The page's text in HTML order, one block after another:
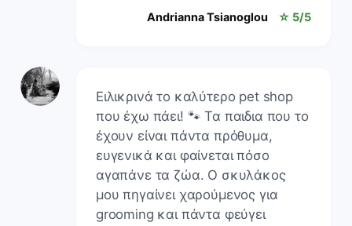
Andrianna Tsianoglou ☆ 5/5
Ειλικρινά το καλύτερο pet shop
που έχω πάει! 🐾 Τα παιδια που το
έχουν είναι πάντα πρόθυμα,
ευγενικά και φαίνεται πόσο
αγαπάνε τα ζώα. Ο σκυλάκος
μου πηγαίνει χαρούμενος για
grooming και πάντα φεύγει